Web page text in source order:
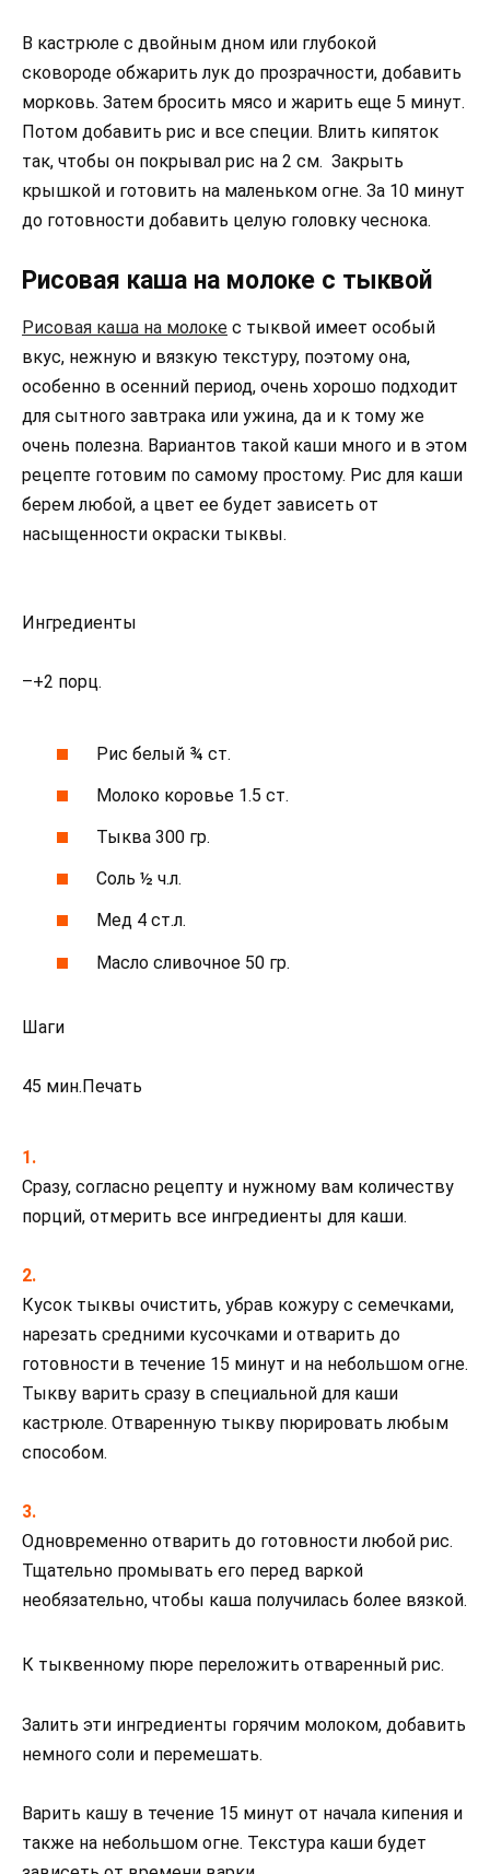
В кастрюле с двойным дном или глубокой
сковороде обжарить лук до прозрачности, добавить
морковь. Затем бросить мясо и жарить еще 5 минут.
Потом добавить рис и все специи. Влить кипяток
так, чтобы он покрывал рис на 2 см. Закрыть
крышкой и готовить на маленьком огне. За 10 минут
до готовности добавить целую головку чеснока.
Рисовая каша на молоке с тыквой
Рисовая каша на молоке с тыквой имеет особый
вкус, нежную и вязкую текстуру, поэтому она,
особенно в осенний период, очень хорошо подходит
для сытного завтрака или ужина, да и к тому же
очень полезна. Вариантов такой каши много и в этом
рецепте готовим по самому простому. Рис для каши
берем любой, а цвет ее будет зависеть от
насыщенности окраски тыквы.
Ингредиенты
–+2 порц.
Рис белый ¾ ст.
Молоко коровье 1.5 ст.
Тыква 300 гр.
Соль ½ ч.л.
Мед 4 ст.л.
Масло сливочное 50 гр.
Шаги
45 мин.Печать
Сразу, согласно рецепту и нужному вам количеству
порций, отмерить все ингредиенты для каши.
Кусок тыквы очистить, убрав кожуру с семечками,
нарезать средними кусочками и отварить до
готовности в течение 15 минут и на небольшом огне.
Тыкву варить сразу в специальной для каши
кастрюле. Отваренную тыкву пюрировать любым
способом.
Одновременно отварить до готовности любой рис.
Тщательно промывать его перед варкой
необязательно, чтобы каша получилась более вязкой.
К тыквенному пюре переложить отваренный рис.
Залить эти ингредиенты горячим молоком, добавить
немного соли и перемешать.
Варить кашу в течение 15 минут от начала кипения и
также на небольшом огне. Текстура каши будет